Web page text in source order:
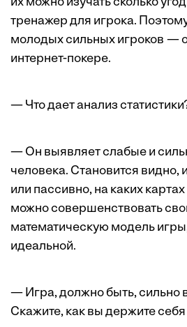
тренажер для игрока.
молодых сильных игроков —
интернет-покере.
— Что дает анализ
— Он выявляет слабые и
человека. Становится видно,
или пассивно, на каких
можно совершенствовать
математическую модель
идеальной.
— Игра, должно быть, сильно
Скажите, как вы держите себя